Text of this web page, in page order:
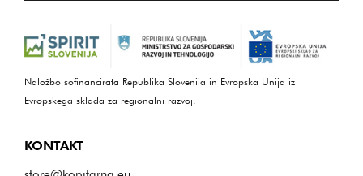
Naložbo sofinancirata Republika Slovenija in Evropska Unija iz
Evropskega sklada za regionalni razvoj.
KONTAKT